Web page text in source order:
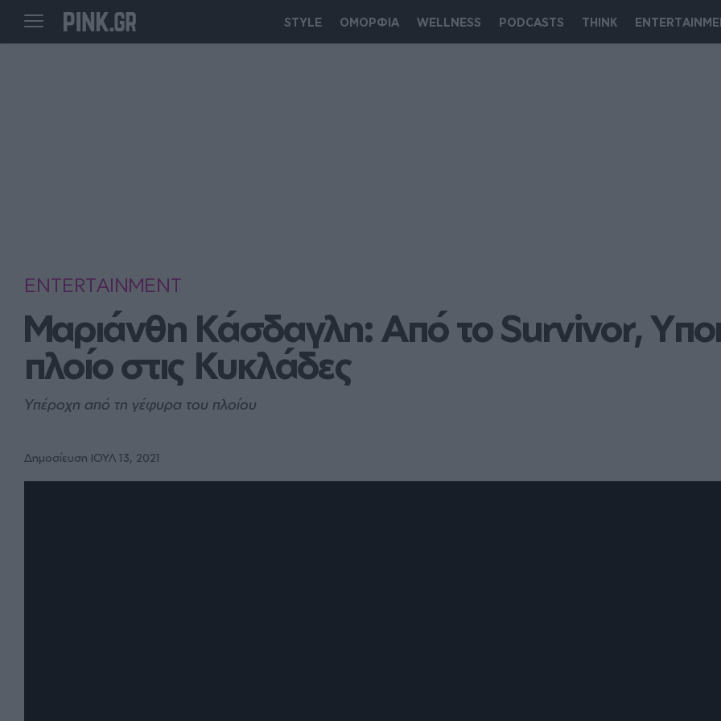
STYLE ΟΜΟΡΦΙΑ WELLNESS PODCASTS THINK
ENTERTAINMENT
Μαριάνθη Κάσδαγλη: Από το Survivor,
πλοίο στις Κυκλάδες
Υπέροχη από τη γέφυρα του πλοίου
Δημοσίευση ΙΟΥΛ 13, 2021